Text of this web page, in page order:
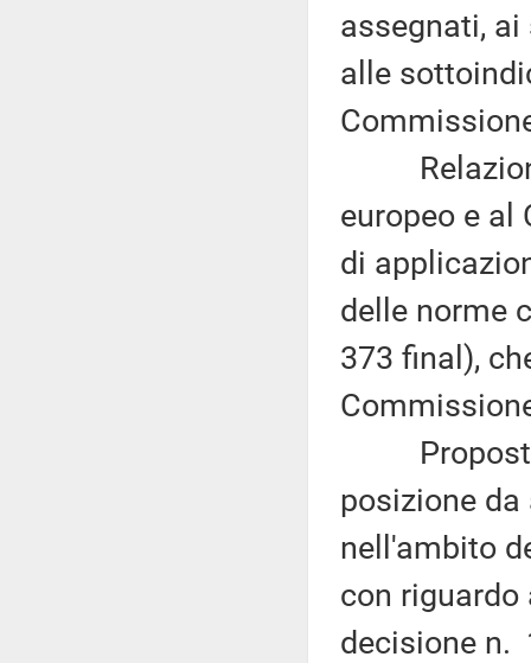
assegnati,
alle
Relazione
europeo e
di
delle norme
373 final),
Proposta
posizione da
nell'ambito
con
decisione n.